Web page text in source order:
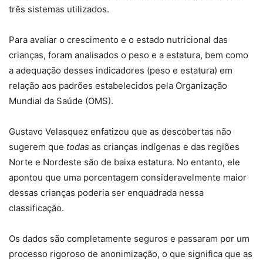
três sistemas utilizados.
Para avaliar o crescimento e o estado nutricional das
crianças, foram analisados o peso e a estatura, bem como
a adequação desses indicadores (peso e estatura) em
relação aos padrões estabelecidos pela Organização
Mundial da Saúde (OMS).
Gustavo Velasquez enfatizou que as descobertas não
sugerem que todas as crianças indígenas e das regiões
Norte e Nordeste são de baixa estatura. No entanto, ele
apontou que uma porcentagem consideravelmente maior
dessas crianças poderia ser enquadrada nessa
classificação.
Os dados são completamente seguros e passaram por um
processo rigoroso de anonimização, o que significa que as